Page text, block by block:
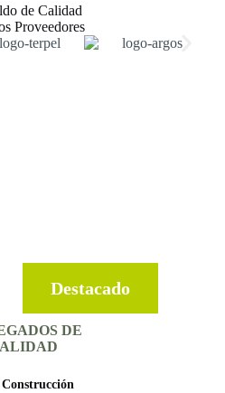
de Calidad
Proveedores
Destacado
DE